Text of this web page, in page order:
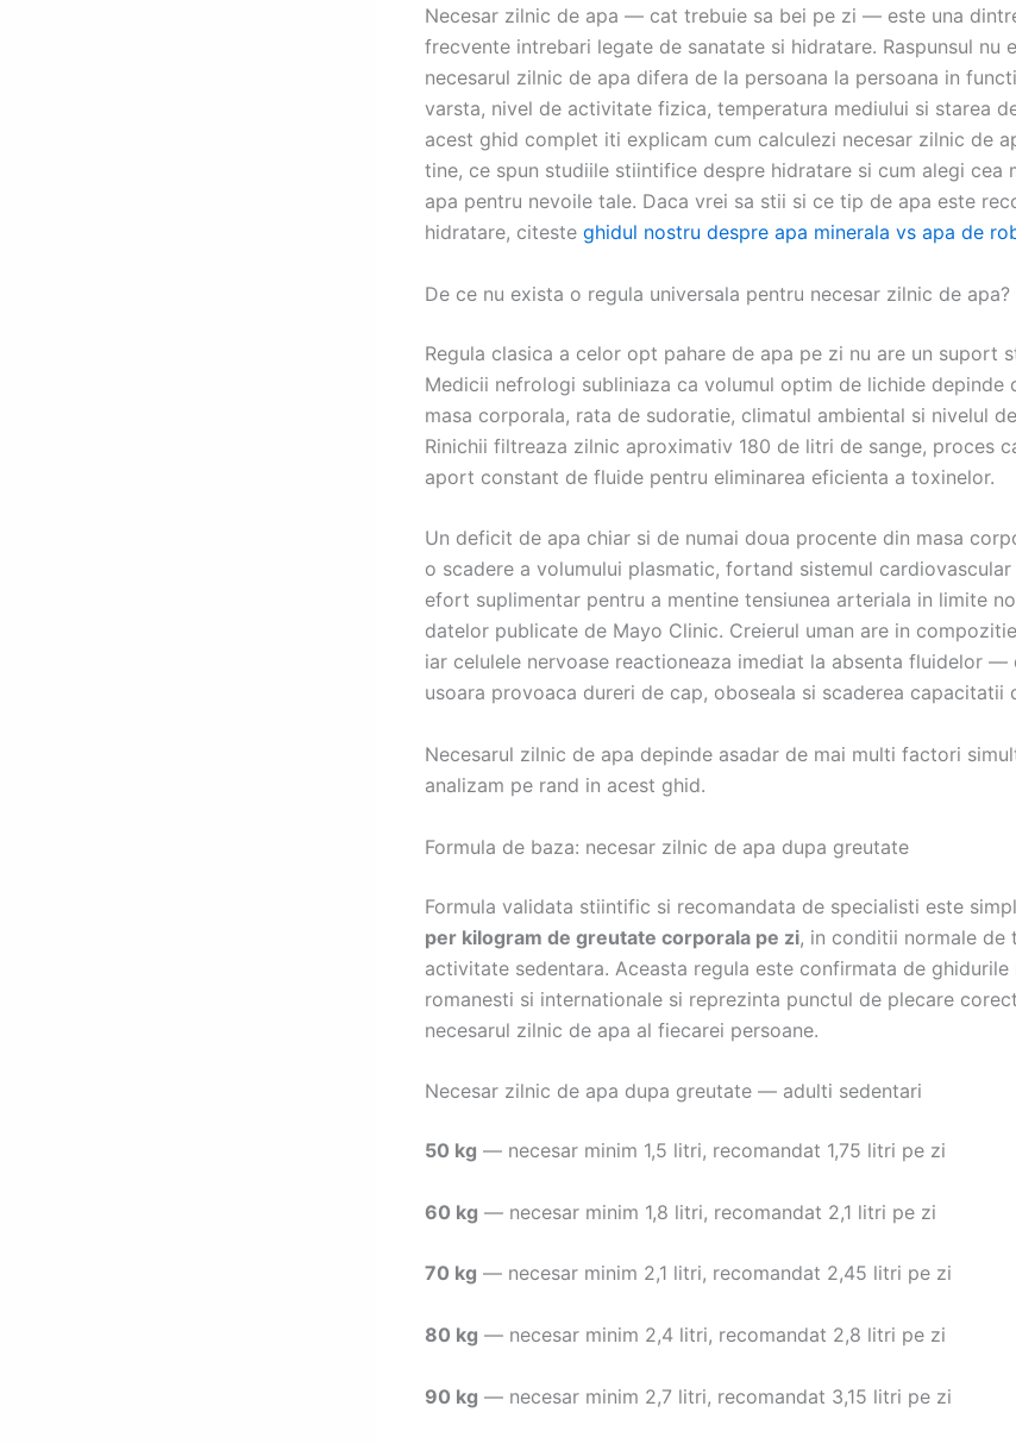
Necesar zilnic de apa — cat trebuie sa bei pe zi — este una
frecvente intrebari legate de sanatate si hidratare. Raspunsul nu
necesarul zilnic de apa difera de la persoana la persoana in
varsta, nivel de activitate fizica, temperatura mediului si starea
acest ghid complet iti explicam cum calculezi necesar zilnic de
tine, ce spun studiile stiintifice despre hidratare si cum alegi cea
apa pentru nevoile tale. Daca vrei sa stii si ce tip de apa este
hidratare, citeste ghidul nostru despre apa minerala vs apa de
De ce nu exista o regula universala pentru necesar zilnic de apa?
Regula clasica a celor opt pahare de apa pe zi nu are un suport
Medicii nefrologi subliniaza ca volumul optim de lichide depinde
masa corporala, rata de sudoratie, climatul ambiental si nivelul
Rinichii filtreaza zilnic aproximativ 180 de litri de sange, proces
aport constant de fluide pentru eliminarea eficienta a toxinelor.
Un deficit de apa chiar si de numai doua procente din masa
o scadere a volumului plasmatic, fortand sistemul cardiovascular
efort suplimentar pentru a mentine tensiunea arteriala in limite
datelor publicate de Mayo Clinic. Creierul uman are in
iar celulele nervoase reactioneaza imediat la absenta fluidelor —
usoara provoaca dureri de cap, oboseala si scaderea capacitatii
Necesarul zilnic de apa depinde asadar de mai multi factori
analizam pe rand in acest ghid.
Formula de baza: necesar zilnic de apa dupa greutate
Formula validata stiintific si recomandata de specialisti este
per kilogram de greutate corporala pe zi, in conditii normale de
activitate sedentara. Aceasta regula este confirmata de ghidurile
romanesti si internationale si reprezinta punctul de plecare
necesarul zilnic de apa al fiecarei persoane.
Necesar zilnic de apa dupa greutate — adulti sedentari
50 kg — necesar minim 1,5 litri, recomandat 1,75 litri pe zi
60 kg — necesar minim 1,8 litri, recomandat 2,1 litri pe zi
70 kg — necesar minim 2,1 litri, recomandat 2,45 litri pe zi
80 kg — necesar minim 2,4 litri, recomandat 2,8 litri pe zi
90 kg — necesar minim 2,7 litri, recomandat 3,15 litri pe zi